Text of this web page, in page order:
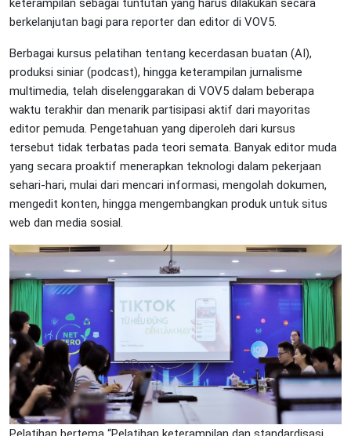
keterampilan sebagai tuntutan yang harus dilakukan secara
berkelanjutan bagi para reporter dan editor di VOV5.
Berbagai kursus pelatihan tentang kecerdasan buatan (AI),
produksi siniar (podcast), hingga keterampilan jurnalisme
multimedia, telah diselenggarakan di VOV5 dalam beberapa
waktu terakhir dan menarik partisipasi aktif dari mayoritas
editor pemuda. Pengetahuan yang diperoleh dari kursus
tersebut tidak terbatas pada teori semata. Banyak editor muda
yang secara proaktif menerapkan teknologi dalam pekerjaan
sehari-hari, mulai dari mencari informasi, mengolah dokumen,
mengedit konten, hingga mengembangkan produk untuk situs
web dan media sosial.